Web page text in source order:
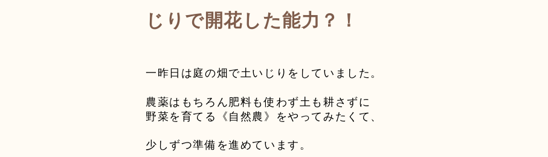
じりで開花した能力？！
一昨日は庭の畑で土いじりをしていました。
農薬はもちろん肥料も使わず土も耕さずに
野菜を育てる《自然農》をやってみたくて、
少しずつ準備を進めています。